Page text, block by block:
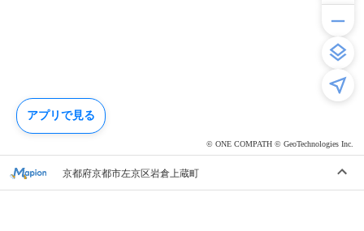
© ONE COMPATH © GeoTechnologies Inc.
京都府京都市左京区岩倉上蔵町
アプリで見る